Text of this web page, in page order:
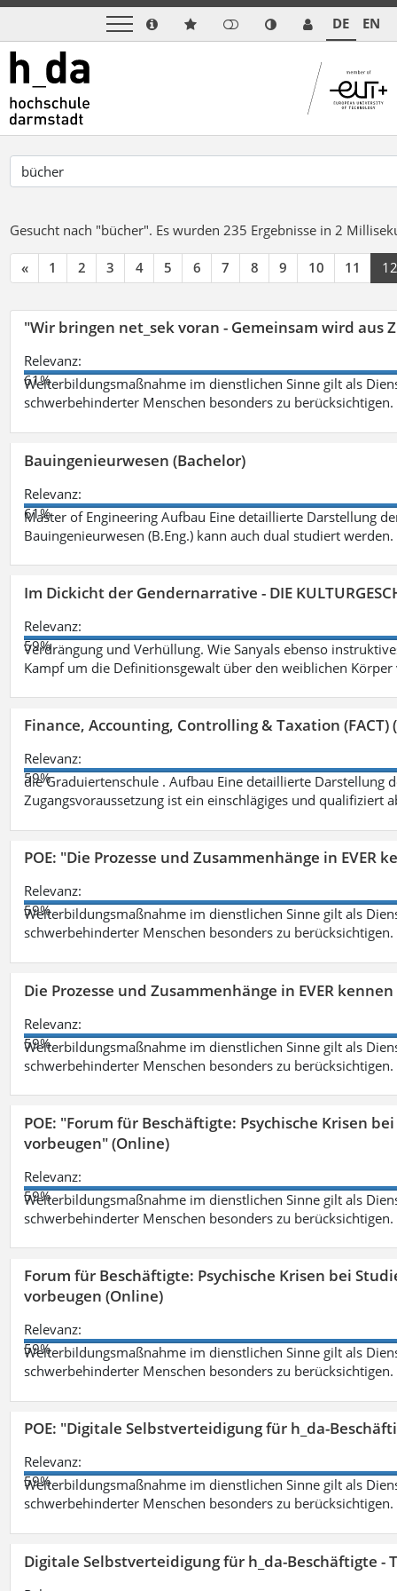
DE EN
Gesucht nach "bücher". Es wurden 235 Ergebnisse in 2
« 1 2 3 4 5 6 7 8 9 10 11 12
"Wir bringen net_sek voran - Gemeinsam wird aus
Relevanz:
61%
Weiterbildungsmaßnahme im dienstlichen Sinne gilt als
schwerbehinderter Menschen besonders zu berücksichtigen.
Bauingenieurwesen (Bachelor)
Relevanz:
61%
Master of Engineering Aufbau Eine detaillierte Darstellung
Bauingenieurwesen (B.Eng.) kann auch dual studiert
Im Dickicht der Gendernarrative - DIE
Relevanz:
59%
Verdrängung und Verhüllung. Wie Sanyals ebenso
Kampf um die Definitionsgewalt über den weiblichen
Finance, Accounting, Controlling & Taxation (FACT)
Relevanz:
59%
die Graduiertenschule . Aufbau Eine detaillierte Darstellung
Zugangsvoraussetzung ist ein einschlägiges und qualifiziert
POE: "Die Prozesse und Zusammenhänge in EVER
Relevanz:
59%
Weiterbildungsmaßnahme im dienstlichen Sinne gilt als
schwerbehinderter Menschen besonders zu berücksichtigen.
Die Prozesse und Zusammenhänge in EVER
Relevanz:
59%
Weiterbildungsmaßnahme im dienstlichen Sinne gilt als
schwerbehinderter Menschen besonders zu berücksichtigen.
POE: "Forum für Beschäftigte: Psychische Krisen
vorbeugen" (Online)
Relevanz:
59%
Weiterbildungsmaßnahme im dienstlichen Sinne gilt als
schwerbehinderter Menschen besonders zu berücksichtigen.
Forum für Beschäftigte: Psychische Krisen bei
vorbeugen (Online)
Relevanz:
59%
Weiterbildungsmaßnahme im dienstlichen Sinne gilt als
schwerbehinderter Menschen besonders zu berücksichtigen.
POE: "Digitale Selbstverteidigung für h_da-
Relevanz:
59%
Weiterbildungsmaßnahme im dienstlichen Sinne gilt als
schwerbehinderter Menschen besonders zu berücksichtigen.
Digitale Selbstverteidigung für h_da-Beschäftigte -